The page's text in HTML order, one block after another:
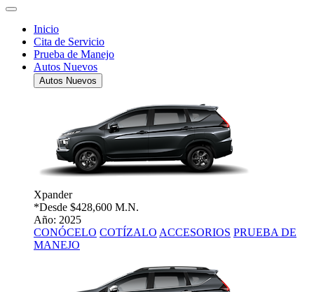
Inicio
Cita de Servicio
Prueba de Manejo
Autos Nuevos
Autos Nuevos
Xpander
*Desde $428,600 M.N.
Año: 2025
CONÓCELO COTÍZALO ACCESORIOS PRUEBA DE
MANEJO